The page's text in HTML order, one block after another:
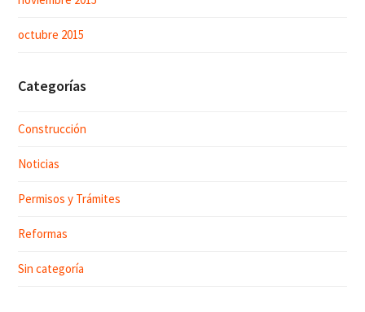
octubre 2015
Categorías
Construcción
Noticias
Permisos y Trámites
Reformas
Sin categoría